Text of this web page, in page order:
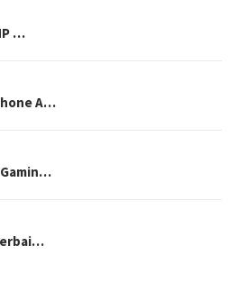
…
A…
Gamin…